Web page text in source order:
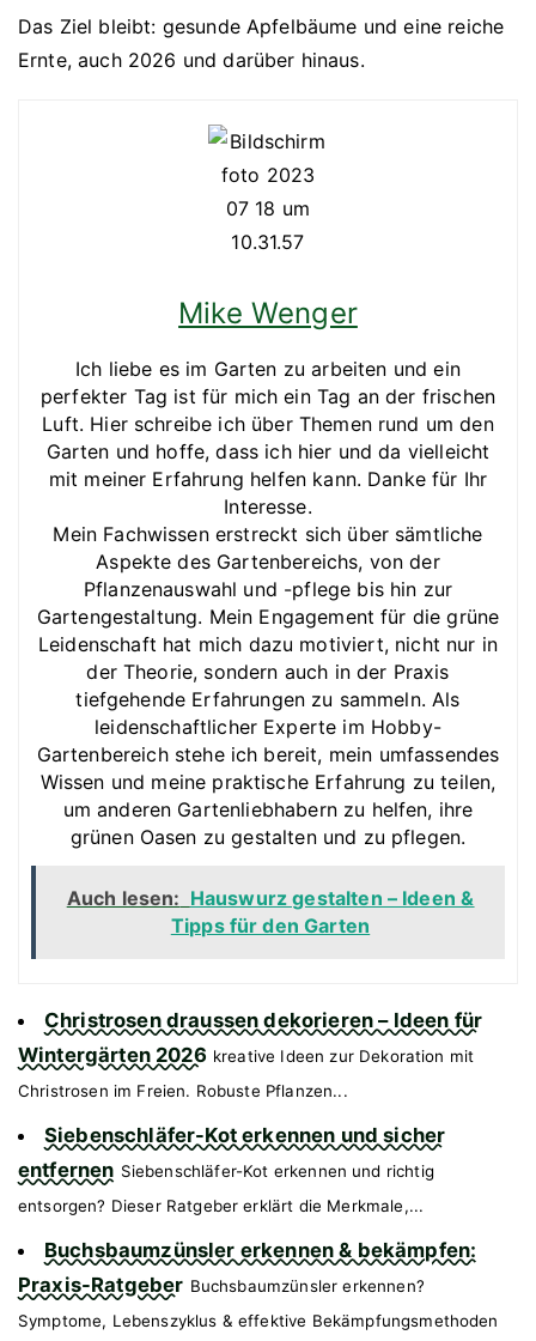
Das Ziel bleibt: gesunde Apfelbäume und eine reiche
Ernte, auch 2026 und darüber hinaus.
Mike Wenger
Ich liebe es im Garten zu arbeiten und ein
perfekter Tag ist für mich ein Tag an der frischen
Luft. Hier schreibe ich über Themen rund um den
Garten und hoffe, dass ich hier und da vielleicht
mit meiner Erfahrung helfen kann. Danke für Ihr
Interesse.
Mein Fachwissen erstreckt sich über sämtliche
Aspekte des Gartenbereichs, von der
Pflanzenauswahl und -pflege bis hin zur
Gartengestaltung. Mein Engagement für die grüne
Leidenschaft hat mich dazu motiviert, nicht nur in
der Theorie, sondern auch in der Praxis
tiefgehende Erfahrungen zu sammeln. Als
leidenschaftlicher Experte im Hobby-
Gartenbereich stehe ich bereit, mein umfassendes
Wissen und meine praktische Erfahrung zu teilen,
um anderen Gartenliebhabern zu helfen, ihre
grünen Oasen zu gestalten und zu pflegen.
Auch lesen: Hauswurz gestalten – Ideen &
Tipps für den Garten
Christrosen draussen dekorieren – Ideen für
Wintergärten 2026 kreative Ideen zur Dekoration mit
Christrosen im Freien. Robuste Pflanzen...
Siebenschläfer-Kot erkennen und sicher
entfernen Siebenschläfer-Kot erkennen und richtig
entsorgen? Dieser Ratgeber erklärt die Merkmale,...
Buchsbaumzünsler erkennen & bekämpfen:
Praxis-Ratgeber Buchsbaumzünsler erkennen?
Symptome, Lebenszyklus & effektive Bekämpfungsmethoden